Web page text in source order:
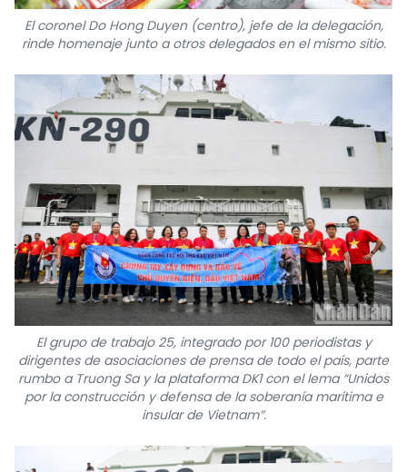
El coronel Do Hong Duyen (centro), jefe de la delegación,
rinde homenaje junto a otros delegados en el mismo sitio.
El grupo de trabajo 25, integrado por 100 periodistas y
dirigentes de asociaciones de prensa de todo el país, parte
rumbo a Truong Sa y la plataforma DK1 con el lema “Unidos
por la construcción y defensa de la soberanía marítima e
insular de Vietnam”.